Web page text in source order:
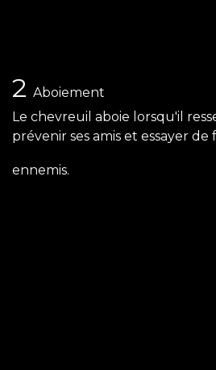
2 Aboiement
Le chevreuil aboie lorsqu'il
prévenir ses amis et essayer de
ennemis.